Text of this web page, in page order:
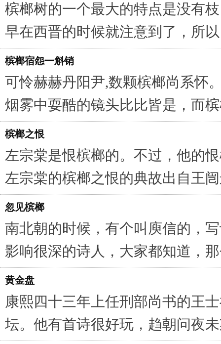
槟榔树的一个最大的特点是没有
早在西晋的时候就注意到了，所
槟榔宿怨一斛销
可怜赫赫丹阳尹,数颗槟榔尚系
烟雾中耍酷的镜头比比皆是，而
槟榔之恨
左宗棠是恨槟榔的。不过，他的
左宗棠的槟榔之恨的典故出自王
忽见槟榔
南北朝的时候，有个叫庾信的，
影响很深的诗人，大家都知道，
黄金盘
康熙四十三年上任刑部尚书的王
坛。他有首诗很好玩，趋朝问夜